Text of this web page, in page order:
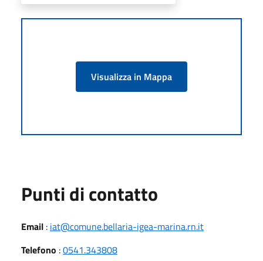
Visualizza in Mappa
Punti di contatto
Email : iat@comune.bellaria-igea-marina.rn.it
Telefono :0541.343808